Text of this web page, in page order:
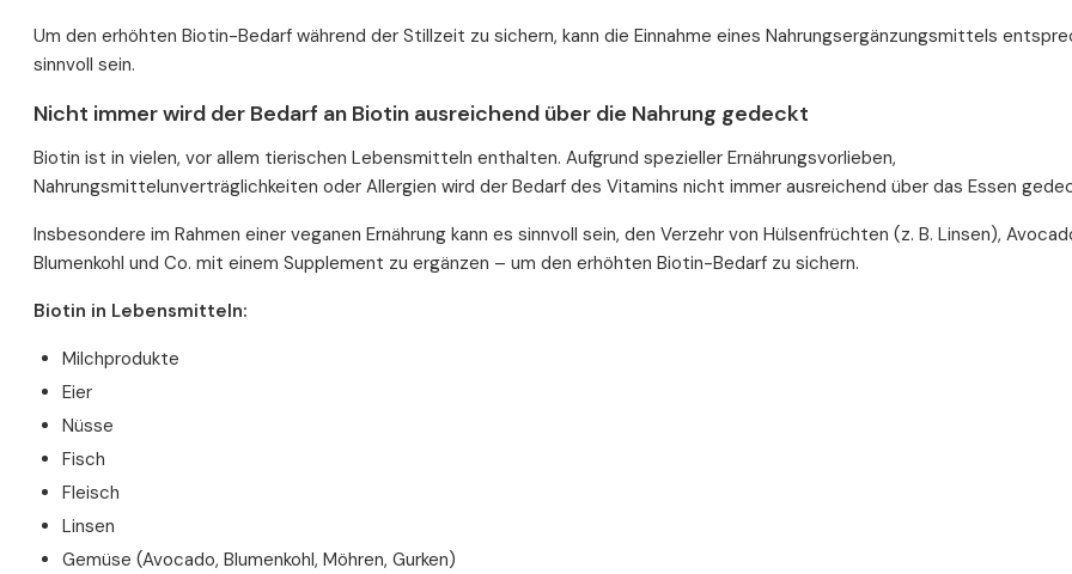
Um den erhöhten Biotin-Bedarf während der Stillzeit zu sichern, kann die Einnahme eines Nahrungsergänzungsmittels
sinnvoll sein.
Nicht immer wird der Bedarf an Biotin ausreichend über die Nahrung gedeckt
Biotin ist in vielen, vor allem tierischen Lebensmitteln enthalten. Aufgrund spezieller Ernährungsvorlieben,
Nahrungsmittelunverträglichkeiten oder Allergien wird der Bedarf des Vitamins nicht immer ausreichend über das Essen
Insbesondere im Rahmen einer veganen Ernährung kann es sinnvoll sein, den Verzehr von Hülsenfrüchten (z. B. Linsen),
Blumenkohl und Co. mit einem Supplement zu ergänzen – um den erhöhten Biotin-Bedarf zu sichern.
Biotin in Lebensmitteln:
Milchprodukte
Eier
Nüsse
Fisch
Fleisch
Linsen
Gemüse (Avocado, Blumenkohl, Möhren, Gurken)